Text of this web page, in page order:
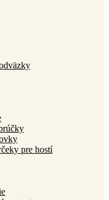
pre hostí